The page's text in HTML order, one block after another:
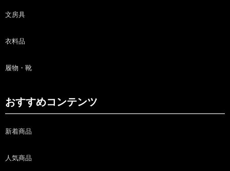
文房具
衣料品
履物・靴
おすすめコンテンツ
新着商品
人気商品